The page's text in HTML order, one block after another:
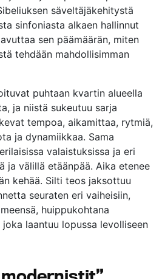
säveltäjäkehitystä
sinfoniasta alkaen hallinnut
sen päämäärän, miten
tehdään mahdollisimman
puhtaan kvartin alueella
ja niistä sukeutuu sarja
tempoa, aikamittaa, rytmiä,
ja dynamiikkaa. Sama
valaistuksissa ja eri
ja välillä etäänpää. Aika etenee
kehää. Silti teos jaksottuu
seuraten eri vaiheisiin,
huippukohtana
laantuu lopussa levolliseen